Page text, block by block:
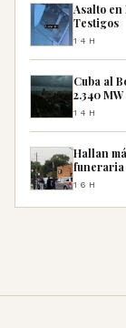
Asalto en
Testigos
14H
Cuba al
2.340
14H
Hallan
funeraria
16H